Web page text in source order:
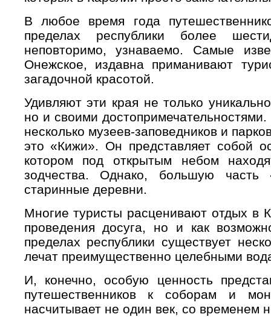
В любое время года
пределах республики более
неповторимо, узнаваемо. Самые
Онежское, издавна приманивают
загадочной красотой.
Удивляют эти края не только
но и своими
несколько музеев-заповедников и
это «Кижи». Он представляет собой
котором под открытым небом
зодчества. Однако, большую часть
старинные деревни.
Многие туристы расценивают отдых в
проведения досуга, но и как
пределах республики существует
лечат преимущественно целебными
И, конечно, особую ценность
путешественников к соборам и
насчитывает не один век, со временем